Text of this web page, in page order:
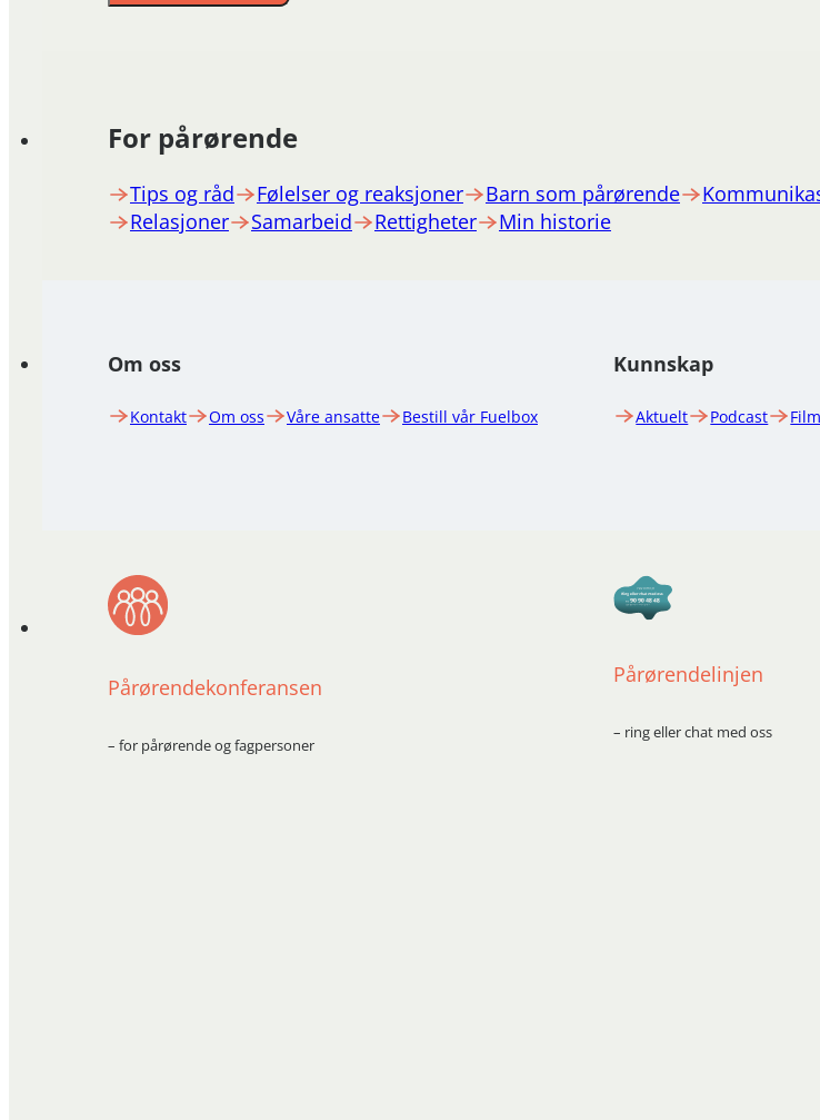
For pårørende
Tips og råd Følelser og reaksjoner Barn som pårørende
Relasjoner
Samarbeid Rettigheter Min historie
Om oss
Kontakt Om oss Våre ansatte Bestill vår Fuelbox
Kunnskap
Aktuelt Podcast
Pårørendekonferansen
– for pårørende og fagpersoner
Pårørendelinjen
– ring eller chat med oss